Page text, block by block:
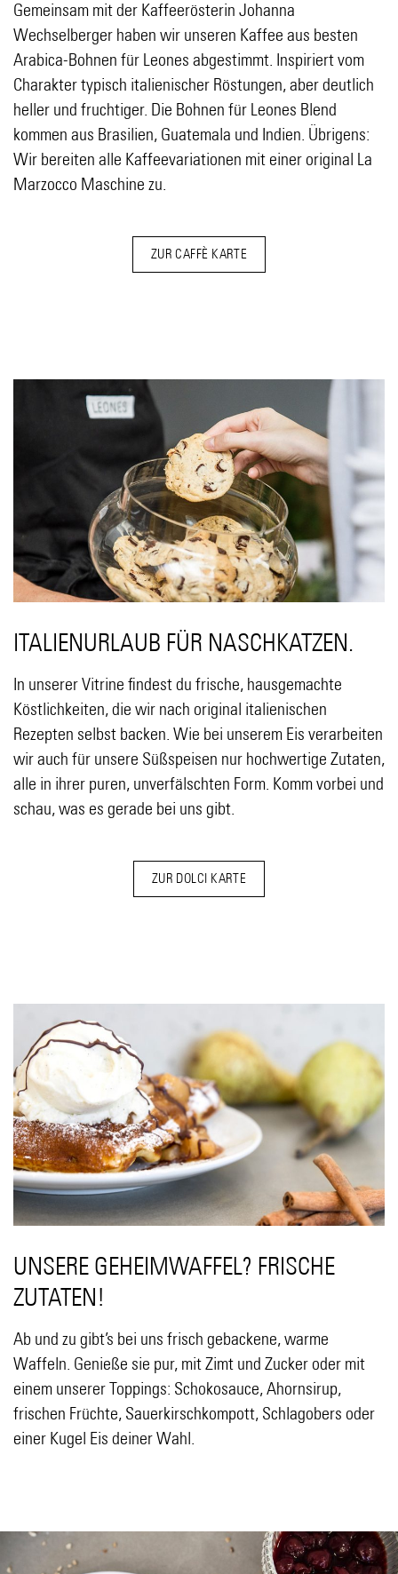
Gemeinsam mit der Kaffeerösterin Johanna
Wechselberger haben wir unseren Kaffee aus besten
Arabica-Bohnen für Leones abgestimmt. Inspiriert vom
Charakter typisch italienischer Röstungen, aber deutlich
heller und fruchtiger. Die Bohnen für Leones Blend
kommen aus Brasilien, Guatemala und Indien. Übrigens:
Wir bereiten alle Kaffeevariationen mit einer original La
Marzocco Maschine zu.
ZUR CAFFÈ KARTE
ITALIENURLAUB FÜR NASCHKATZEN.
In unserer Vitrine findest du frische, hausgemachte
Köstlichkeiten, die wir nach original italienischen
Rezepten selbst backen. Wie bei unserem Eis verarbeiten
wir auch für unsere Süßspeisen nur hochwertige Zutaten,
alle in ihrer puren, unverfälschten Form. Komm vorbei und
schau, was es gerade bei uns gibt.
ZUR DOLCI KARTE
UNSERE GEHEIMWAFFEL? FRISCHE
ZUTATEN!
Ab und zu gibt’s bei uns frisch gebackene, warme
Waffeln. Genieße sie pur, mit Zimt und Zucker oder mit
einem unserer Toppings: Schokosauce, Ahornsirup,
frischen Früchte, Sauerkirschkompott, Schlagobers oder
einer Kugel Eis deiner Wahl.